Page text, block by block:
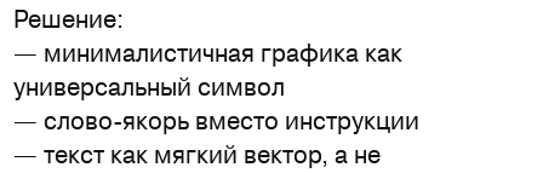
Решение:
— минималистичная графика как
универсальный символ
— слово-якорь вместо инструкции
— текст как мягкий вектор, а не